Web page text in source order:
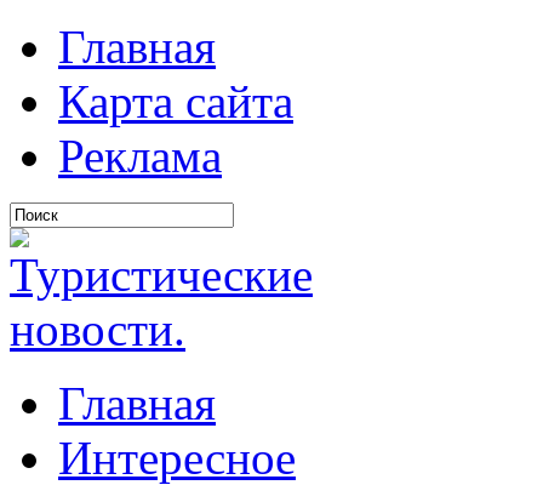
Главная
Карта сайта
Реклама
Главная
Интересное